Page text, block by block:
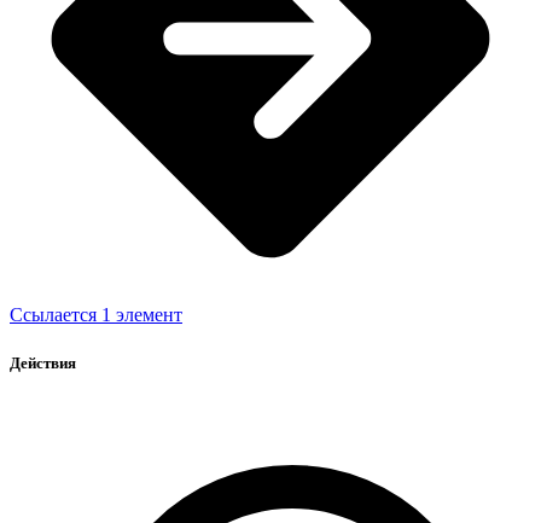
Ссылается 1 элемент
Действия